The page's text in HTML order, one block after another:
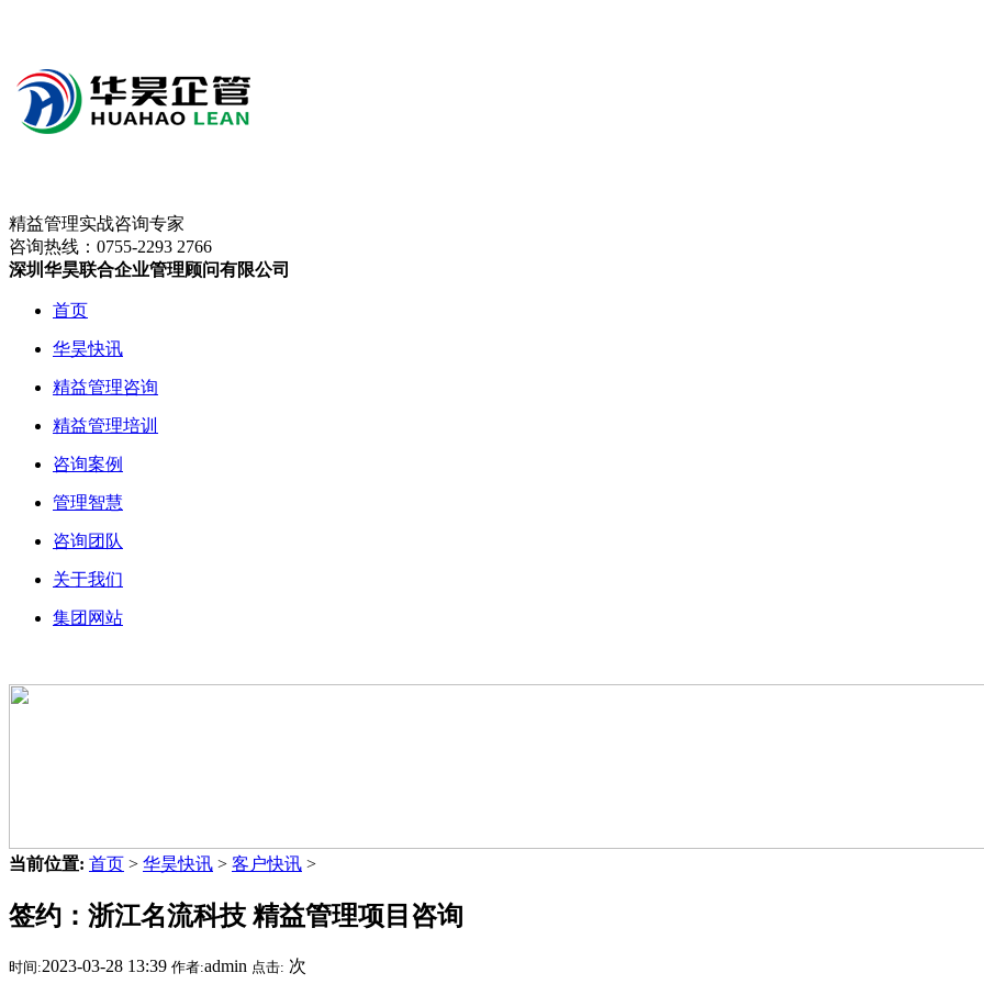
精益管理实战咨询专家
咨询热线： 0755-2293 2766
深圳华昊联合企业管理顾问有限公司
首页
华昊快讯
精益管理咨询
精益管理培训
咨询案例
管理智慧
咨询团队
关于我们
集团网站
当前位置: 首页 > 华昊快讯 > 客户快讯 >
签约：浙江名流科技 精益管理项目咨询
时间:2023-03-28 13:39 作者:admin 点击: 次